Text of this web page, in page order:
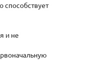
способствует
и не